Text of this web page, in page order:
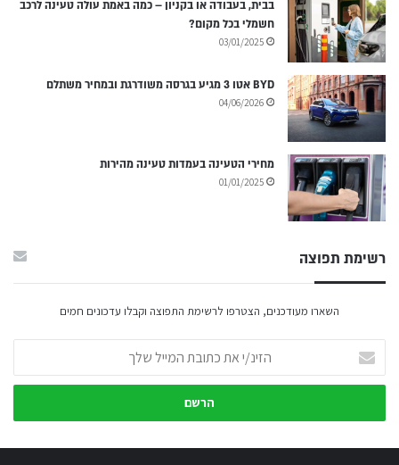
בבית, בעבודה או בקניון – כמה באמת עולה טעינה לרכב
חשמלי בכל מקום?
03/01/2025
BYD אטו 3 מגיע בגרסה משודרגת ובמחיר משתלם
04/06/2026
מחירי הטעינה בעמדות טעינה מהירות
01/01/2025
רשימת תפוצה
השארו מעודכנים, הצטרפו לרשימת התפוצה וקבלו עדכונים חמים
הזינ/י
את
כתובת
שלך